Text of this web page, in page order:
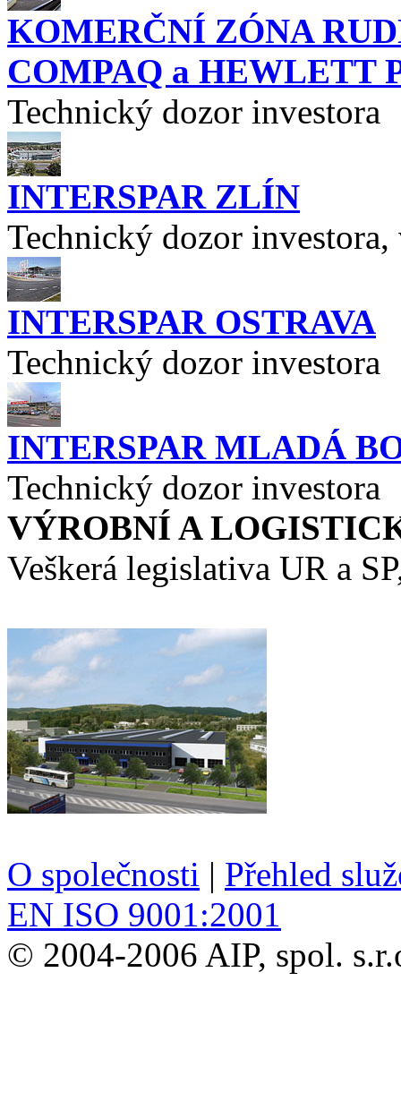
KOMERČNÍ ZÓNA
COMPAQ a HEWLETT
Technický dozor investora
INTERSPAR ZLÍN
Technický dozor
INTERSPAR OSTRAVA
Technický dozor investora
INTERSPAR MLADÁ
Technický dozor investora
VÝROBNÍ A
Veškerá legislativa UR a
O společnosti | Přehled
EN ISO 9001:2001
© 2004-2006 AIP, spol.